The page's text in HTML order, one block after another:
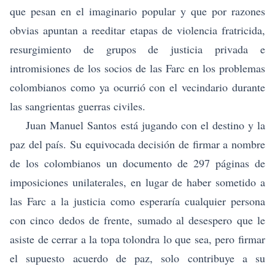
que pesan en el imaginario popular y que por razones
obvias apuntan a reeditar etapas de violencia fratricida,
resurgimiento de grupos de justicia privada e
intromisiones de los socios de las Farc en los problemas
colombianos como ya ocurrió con el vecindario durante
las sangrientas guerras civiles.
Juan Manuel Santos está jugando con el destino y la
paz del país. Su equivocada decisión de firmar a nombre
de los colombianos un documento de 297 páginas de
imposiciones unilaterales, en lugar de haber sometido a
las Farc a la justicia como esperaría cualquier persona
con cinco dedos de frente, sumado al desespero que le
asiste de cerrar a la topa tolondra lo que sea, pero firmar
el supuesto acuerdo de paz, solo contribuye a su